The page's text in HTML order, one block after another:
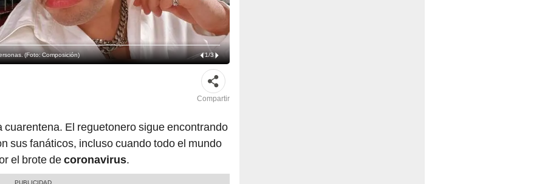
(Foto: Composición) 1/3
Compartir
cuarentena. El reguetonero sigue encontrando
sus fanáticos, incluso cuando todo el mundo
el brote decoronavirus.